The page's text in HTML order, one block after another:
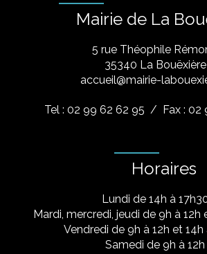
Mairie de La
5 rue Théophile
​35340 La Bouëxière
accueil@mairie-
Tel : 02 99 62 62 95 / Fax : 02
Horaires
Lundi de 14h à
Mardi, mercredi, jeudi de 9h à 12h
Vendredi de 9h à 12h et 14h
Samedi de 9h à 12h